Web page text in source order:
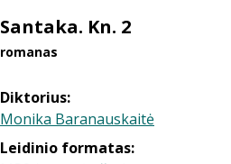
Santaka. Kn. 2
romanas
Diktorius:
Monika Baranauskaitė
Leidinio formatas: